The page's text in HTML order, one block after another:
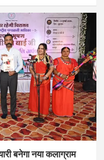
बनेगा नया कलाग्राम